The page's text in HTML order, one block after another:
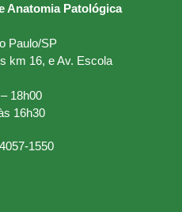
Anatomia Patológica
Paulo/SP
km 16, e Av. Escola
18h00
16h30
1550